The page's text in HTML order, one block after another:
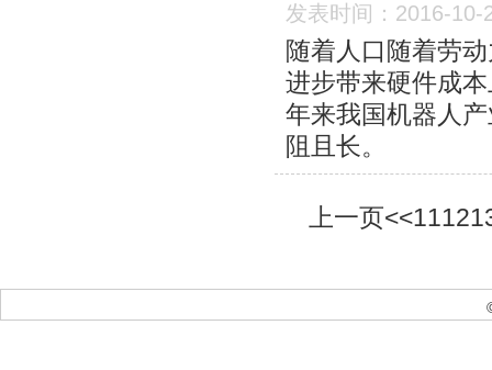
发表时间：2016-10-
随着人口随着劳
进步带来硬件成
年来我国机器人
阻且长。
上一页<<1112